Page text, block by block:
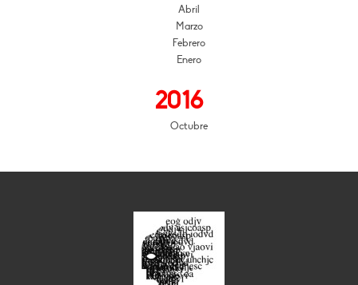
Abril
Marzo
Febrero
Enero
2016
Octubre